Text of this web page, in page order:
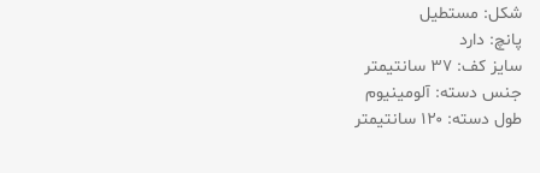
شکل: مستطیل
پانچ: دارد
سایز کف: ۳۷ سانتیمتر
جنس دسته: آلومینیوم
طول دسته: ۱۲۰ سانتیمتر